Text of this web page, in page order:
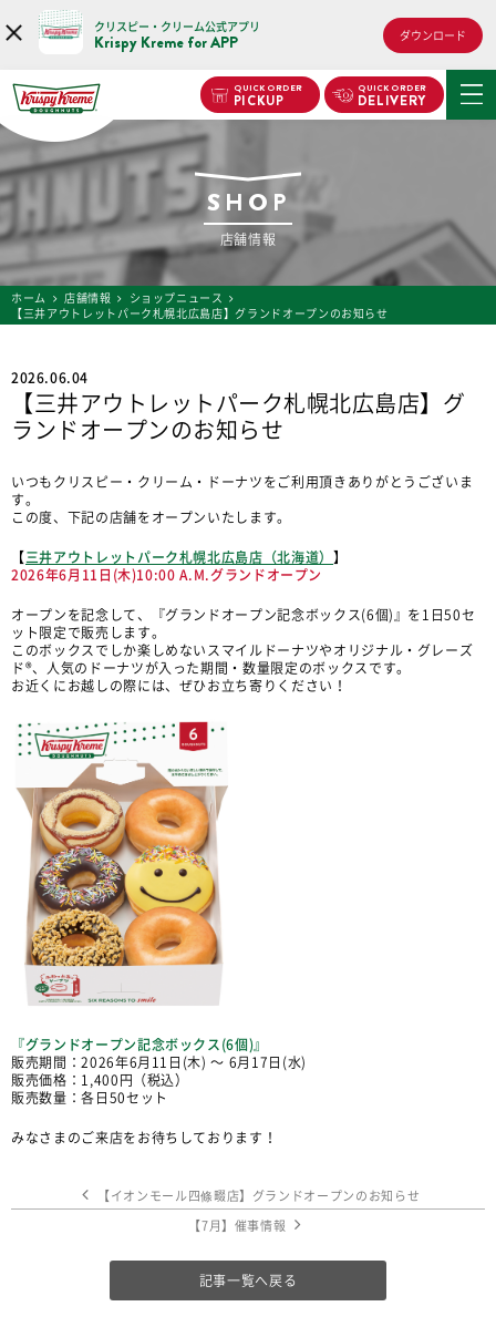
クリスピー・クリーム公式アプリ
Krispy Kreme for APP ダウンロード
QUICK ORDER
PICKUP
QUICK ORDER
DELIVERY
SHOP
店舗情報
ホーム 店舗情報
ショップニュース
【三井アウトレットパーク札幌北広島店】グランドオープンのお知らせ
2026.06.04
【三井アウトレットパーク札幌北広島店】グ
ランドオープンのお知らせ
いつもクリスピー・クリーム・ドーナツをご利用頂きありがとうございま
す。
この度、下記の店舗をオープンいたします。
【 三井アウトレットパーク札幌北広島店（北海道） 】
2026年6月11日(木)10:00 A.M.グランドオープン
オープンを記念して、『グランドオープン記念ボックス(6個)』を1日50セ
ット限定で販売します。
このボックスでしか楽しめないスマイルドーナツやオリジナル・グレーズ
ド®︎、人気のドーナツが入った期間・数量限定のボックスです。
お近くにお越しの際には、ぜひお立ち寄りください！
『グランドオープン記念ボックス(6個)』
販売期間：2026年6月11日(木) 〜 6月17日(水)
販売価格：1,400円（税込）
販売数量：各日50セット
みなさまのご来店をお待ちしております！
【イオンモール四條畷店】グランドオープンのお知らせ
【7月】催事情報
記事一覧へ戻る